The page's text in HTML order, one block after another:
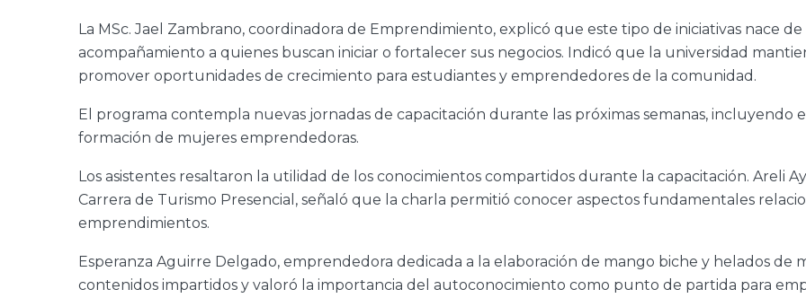
La MSc. Jael Zambrano, coordinadora de Emprendimiento, explicó que este tipo de iniciativas nace
acompañamiento a quienes buscan iniciar o fortalecer sus negocios. Indicó que la universidad
promover oportunidades de crecimiento para estudiantes y emprendedores de la comunidad.
El programa contempla nuevas jornadas de capacitación durante las próximas semanas, incluyendo
formación de mujeres emprendedoras.
Los asistentes resaltaron la utilidad de los conocimientos compartidos durante la capacitación. Areli
Carrera de Turismo Presencial, señaló que la charla permitió conocer aspectos fundamentales
emprendimientos.
Esperanza Aguirre Delgado, emprendedora dedicada a la elaboración de mango biche y helados de
contenidos impartidos y valoró la importancia del autoconocimiento como punto de partida para